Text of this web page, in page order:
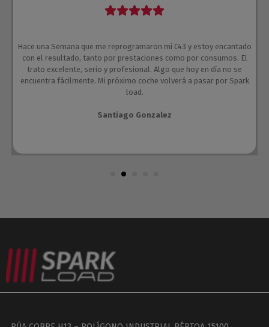
Hace una Semana que me reprogramaron mi C43 y estoy encantado
con el resultado, tanto por prestaciones como por consumos. El
trato excelente, serio y profesional. Algo que hoy en día no se
encuentra fácilmente. Mi próximo coche volverá a pasar por Spark
load.
Santiago Gonzalez